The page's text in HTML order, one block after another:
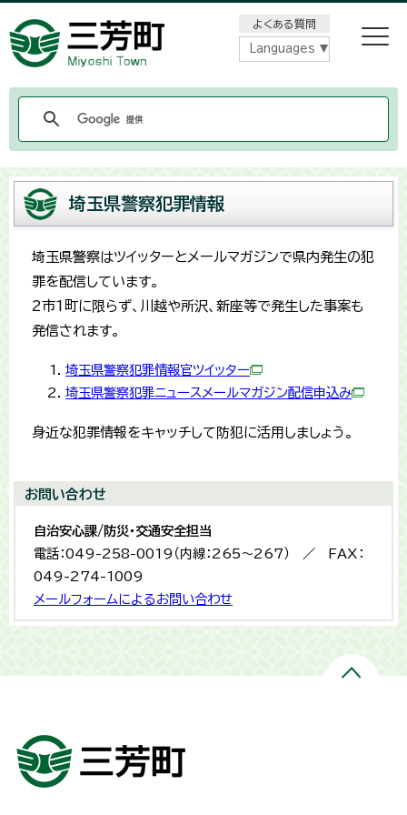
よくある質問
Languages
埼玉県警察犯罪情報
埼玉県警察はツイッターとメールマガジンで県内発生の犯
罪を配信しています。
2市1町に限らず、川越や所沢、新座等で発生した事案も
発信されます。
埼玉県警察犯罪情報官ツイッター
埼玉県警察犯罪ニュースメールマガジン配信申込み
身近な犯罪情報をキャッチして防犯に活用しましょう。
お問い合わせ
自治安心課/防災・交通安全担当
電話：049-258-0019（内線：265〜267） ／ FAX：
049-274-1009
メールフォームによるお問い合わせ